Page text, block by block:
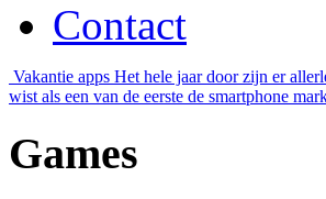
Contact
Vakantie apps Het hele jaar door zijn er
wist als een van de eerste de smartphone
Games